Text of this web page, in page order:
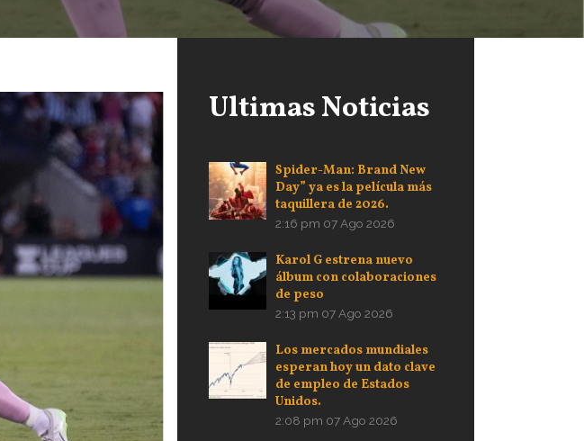
Ultimas Noticias
Spider-Man: Brand New
Day” ya es la película más
taquillera de 2026.
2:16 pm 07 Ago 2026
Karol G estrena nuevo
álbum con colaboraciones
de peso
2:13 pm 07 Ago 2026
Los mercados mundiales
esperan hoy un dato clave
de empleo de Estados
Unidos.
2:08 pm 07 Ago 2026